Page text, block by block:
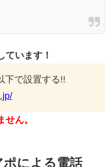
います！
下で設置する!!
ん。
による電話